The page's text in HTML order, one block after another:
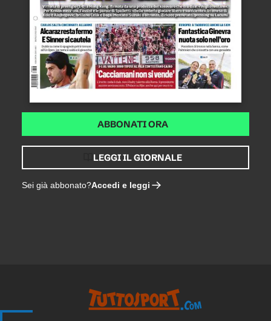
ABBONATI ORA
LEGGI IL GIORNALE
Sei già abbonato?Accedi e leggi